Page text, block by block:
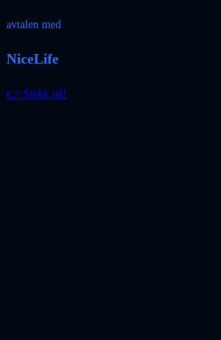
avtalen med
NiceLife
👉 Sjekk nå!